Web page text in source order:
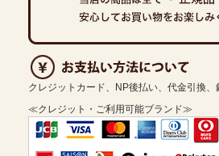
クレジットカード、NP後払い、代金引換
≪クレジット・ご利用可能ブランド≫